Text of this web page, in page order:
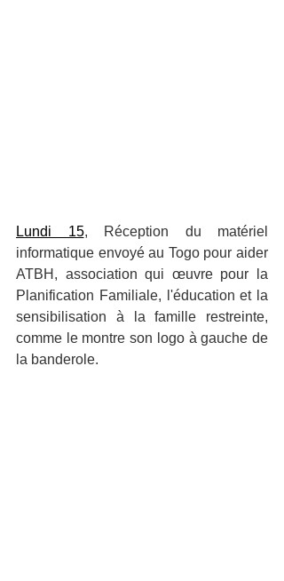
Lundi 15, Réception du matériel
informatique envoyé au Togo pour aider
ATBH, association qui œuvre pour la
Planification Familiale, l'éducation et la
sensibilisation à la famille restreinte,
comme le montre son logo à gauche de
la banderole.